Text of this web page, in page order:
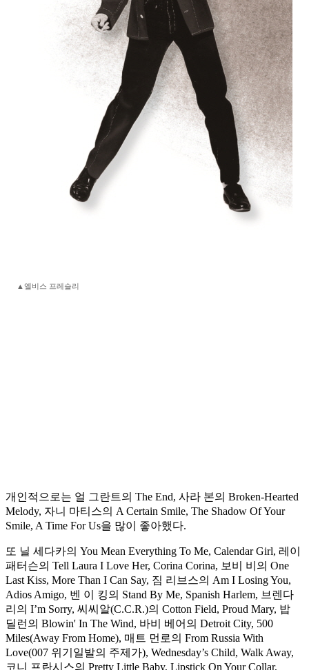
▲엘비스 프레슬리
개인적으로는 얼 그란트의 The End, 사라 본의 Broken-Hearted
Melody, 자니 마티스의 A Certain Smile, The Shadow Of Your
Smile, A Time For Us을 많이 좋아했다.
또 닐 세다카의 You Mean Everything To Me, Calendar Girl, 레이
패터슨의 Tell Laura I Love Her, Corina Corina, 보비 비의 One
Last Kiss, More Than I Can Say, 짐 리브스의 Am I Losing You,
Adios Amigo, 벤 이 킹의 Stand By Me, Spanish Harlem, 브렌다
리의 I’m Sorry, 씨씨알(C.C.R.)의 Cotton Field, Proud Mary, 밥
딜런의 Blowin' In The Wind, 바비 베어의 Detroit City, 500
Miles(Away From Home), 매트 먼로의 From Russia With
Love(007 위기일발의 주제가), Wednesday’s Child, Walk Away,
코니 프란시스의 Pretty Little Baby, Lipstick On Your Collar,